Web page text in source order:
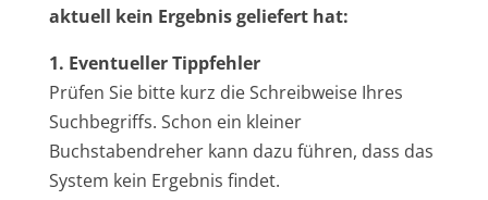
aktuell kein Ergebnis geliefert hat:
1. Eventueller Tippfehler
Prüfen Sie bitte kurz die Schreibweise Ihres
Suchbegriffs. Schon ein kleiner
Buchstabendreher kann dazu führen, dass das
System kein Ergebnis findet.